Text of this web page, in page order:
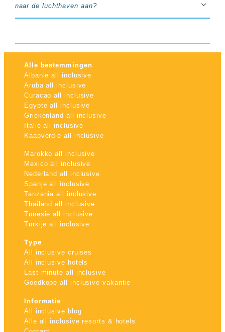
naar de luchthaven aan?
Alle bestemmingen
Albanie all inclusive
Aruba all inclusive
Curacao all inclusive
Egypte all inclusive
Griekenland all inclusive
Italie all inclusive
Kaapverdie all inclusive
Marokko all inclusive
Mexico all inclusive
Nederland all inclusive
Spanje all inclusive
Tanzania all inclusive
Thailand all inclusive
Tunesie all inclusive
Turkije all inclusive
Type
All inclusive cruises
All inclusive hotels
Last minute all inclusive
Goedkope all inclusive vakantie
Informatie
All inclusive blog
Alle all inclusive resorts & hotels